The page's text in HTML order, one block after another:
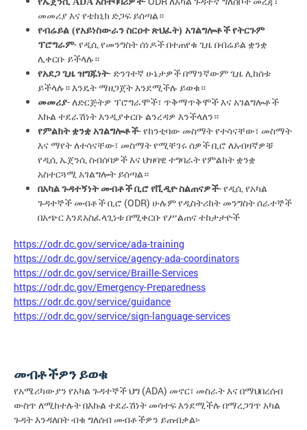
መመሪያ እና የቴክኒክ ድጋፍ ይሰጣል።
የብሬይል (የአይነስውራን ስርዐተ ጽህፈት) አገልግሎቶች የትርጉም
ፕሮግራም- የዲሲ የመንግስት ሰነዶች በተጠየቁ ጊዜ በብሬይል ቋንቋ
ሊቀርቡ ይችላሉ።
የአደጋ ጊዜ ዝግጁነት- ድንገተኛ ሁኔታዎች በማንኛውም ጊዜ ሊከሰቱ
ይችላሉ። እንዴት ማዘጋጀት እንደሚችሉ ይወቁ።
መመሪያ- ለድርጅትዎ ፕሮግራሞች፣ ጥቅማጥቅሞች እና አገልግሎቶች
እኩል ተደራሽነት እንዲያቀርቡ ልንረዳዎ እንችላለን።
የምልክት ቋንቋ አገልግሎቶች- የከንቲባው መስማት የተሳናቸው፣ መስማት
እና ማየት ለተሳናቸው፣ መስማት የሚቸገሩ ሰዎች ቢሮ ለአብዛኛዎቹ
የዲሲ ኤጀንሲ ስብሰባዎች እና ህዝባዊ ተግባራት የምልክት ቋንቋ
አስተርጓሚ አገልግሎት ይሰጣል።
በአካል ጉዳተኝነት መብቶች ቢሮ የቪዲዮ ስልጠናዎች- የዲሲ የአካል
ጉዳተኞች መብቶች ቢሮ (ODR) ሁሉም የዲስትሪክት መንግስት ሰራተኞች
በአጭር እንደአስፈላጊነቱ በሚቀርቡ የሥልጠና ተከታታዮች
https://odr.dc.gov/service/ada-training
https://odr.dc.gov/service/agency-ada-coordinators
https://odr.dc.gov/service/Braille-Services
https://odr.dc.gov/Emergency-Preparedness
https://odr.dc.gov/service/guidance
https://odr.dc.gov/service/sign-language-services
መብቶችዎን ይወቁ
የአሜሪካውያን የአካል ጉዳተኞች ህግ (ADA) መኖር፣ መስራት እና በማህበረሰብ
ውስጥ ለሚከተሉት በእኩል ተደራሽነት መሳተፍ እንደሚችሉ በማረጋገጥ አካል
ጉዳት እንዳለበት ብቁ ግለሰብ መብቶችዎን ይጠብቃል፡-